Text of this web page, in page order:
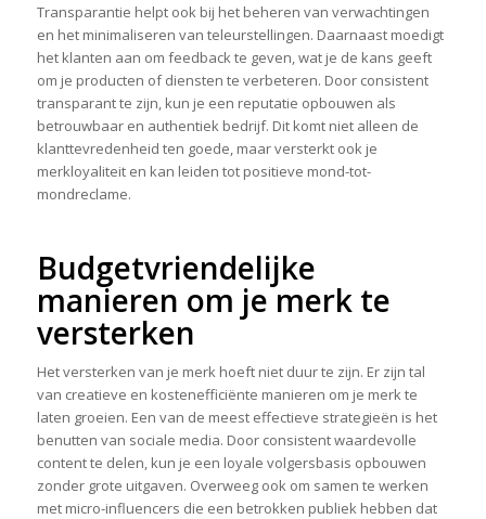
Transparantie helpt ook bij het beheren van verwachtingen
en het minimaliseren van teleurstellingen. Daarnaast moedigt
het klanten aan om feedback te geven, wat je de kans geeft
om je producten of diensten te verbeteren. Door consistent
transparant te zijn, kun je een reputatie opbouwen als
betrouwbaar en authentiek bedrijf. Dit komt niet alleen de
klanttevredenheid ten goede, maar versterkt ook je
merkloyaliteit en kan leiden tot positieve mond-tot-
mondreclame.
Budgetvriendelijke
manieren om je merk te
versterken
Het versterken van je merk hoeft niet duur te zijn. Er zijn tal
van creatieve en kostenefficiënte manieren om je merk te
laten groeien. Een van de meest effectieve strategieën is het
benutten van sociale media. Door consistent waardevolle
content te delen, kun je een loyale volgersbasis opbouwen
zonder grote uitgaven. Overweeg ook om samen te werken
met micro-influencers die een betrokken publiek hebben dat